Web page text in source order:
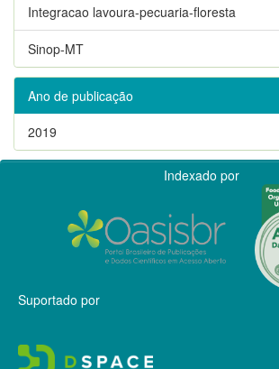
Integracao lavoura-pecuaria-floresta
Sinop-MT
Ano de publicação
2019
Indexado por
Suportado por